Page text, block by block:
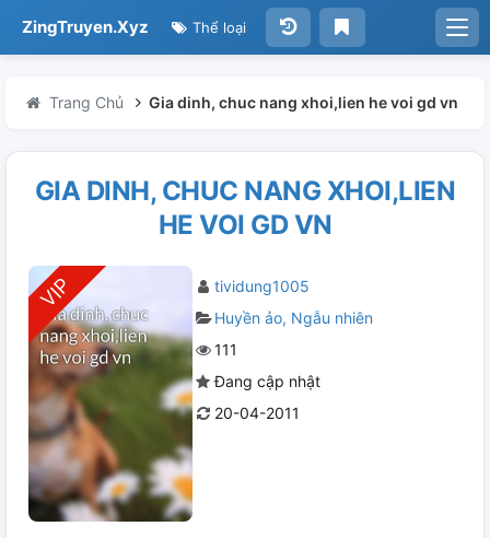
ZingTruyen.Xyz Thể loại
Trang Chủ Gia dinh, chuc nang xhoi,lien he voi gd vn
GIA DINH, CHUC NANG XHOI,LIEN
HE VOI GD VN
tividung1005
Huyền ảo Ngẫu nhiên
111
Đang cập nhật
20-04-2011